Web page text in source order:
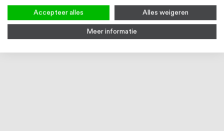
Accepteer alles Alles weigeren
Meer informatie